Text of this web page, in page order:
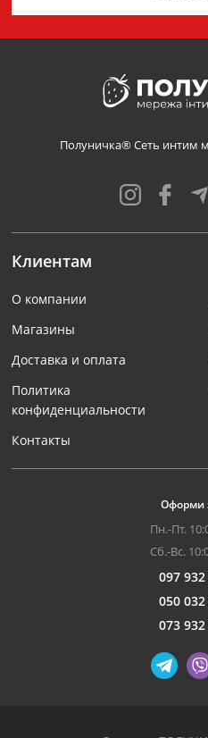
Полуничка® Сеть интим
Клиентам
О компании
Магазины
Доставка и оплата
Политика
конфиденциальности
Контакты
Оформи
Пн.-Пт.
Сб.-Вс.
097
050
073